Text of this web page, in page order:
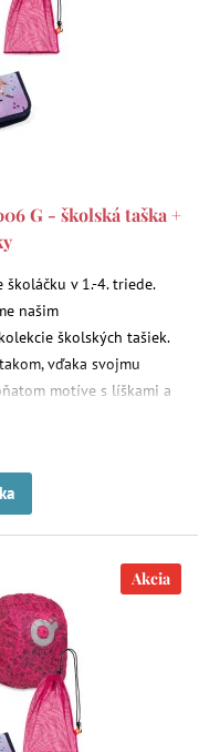
G - školská taška +
v 1.-4. triede.
našim
školských tašiek.
vďaka svojmu
motíve s líškami a
Akcia